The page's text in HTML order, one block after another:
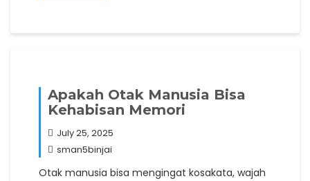
Apakah Otak Manusia Bisa
Kehabisan Memori
July 25, 2025
sman5binjai
Otak manusia bisa mengingat kosakata, wajah